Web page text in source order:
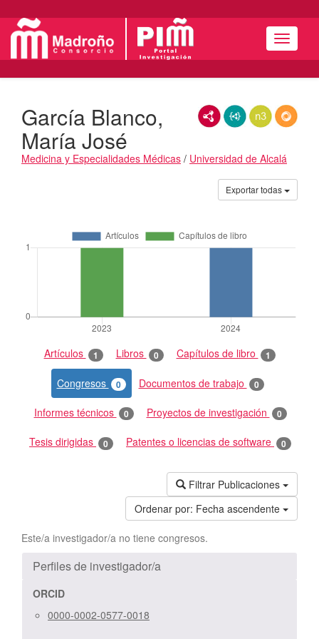
Menú
RDF/XMLJSON-LDN3/Turtle
García Blanco,
María José
Medicina y Especialidades Médicas / Universidad de Alcalá
Exportar todas
Artículos 1 Libros 0 Capítulos de libro 1
Congresos 0 Documentos de trabajo 0
Informes técnicos 0 Proyectos de investigación 0
Tesis dirigidas 0 Patentes o licencias de software 0
Filtrar Publicaciones
Ordenar por: Fecha ascendente
Este/a investigador/a no tiene congresos.
Perfiles de investigador/a
ORCID
0000-0002-0577-0018